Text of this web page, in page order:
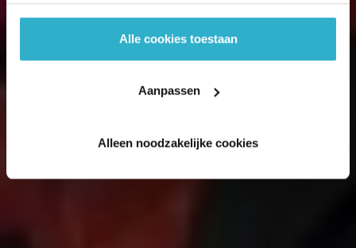
Alle cookies toestaan
Aanpassen
Alleen noodzakelijke cookies